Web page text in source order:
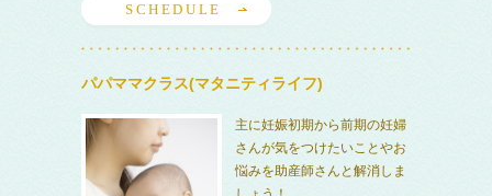
SCHEDULE
パパママクラス(マタニティライフ)
主に妊娠初期から前期の妊婦
さんが気をつけたいことやお
悩みを助産師さんと解消しま